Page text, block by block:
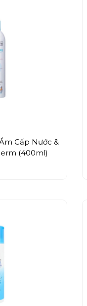
Cấp Nước &
(400ml)